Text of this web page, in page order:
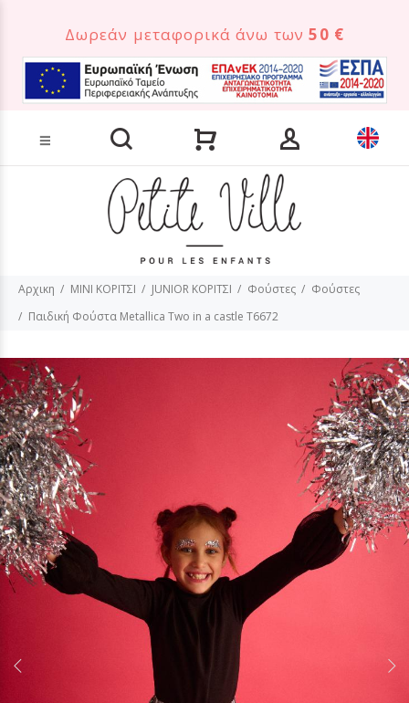
Δωρεάν μεταφορικά άνω των50 €
Αρχικη MINI ΚΟΡΙΤΣΙ JUNIOR ΚΟΡΙΤΣΙ Φούστες
Φούστες
Παιδική Φούστα Metallica Two in a castle T6672